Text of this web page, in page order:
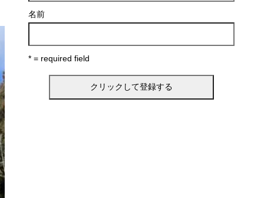
名前
* = required field